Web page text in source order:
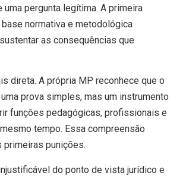
uma pergunta legítima. A primeira
normativa e metodológica
as consequências que
direta. A própria MP reconhece que o
uma prova simples, mas um instrumento
funções pedagógicas, profissionais e
tempo. Essa compreensão
primeiras punições.
do ponto de vista jurídico e